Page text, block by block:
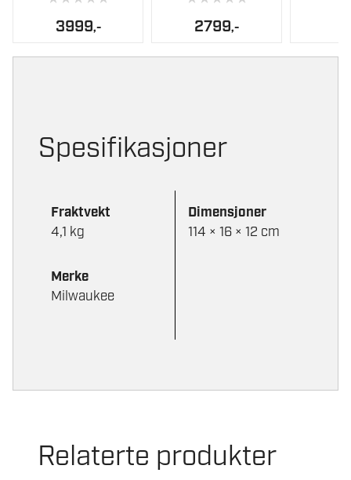
3999,- 2799,-
Spesifikasjoner
Fraktvekt
4,1 kg
Dimensjoner
114 × 16 × 12 cm
Merke
Milwaukee
Relaterte produkter